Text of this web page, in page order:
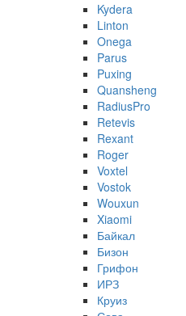
Kydera
Linton
Onega
Parus
Puxing
Quansheng
RadiusPro
Retevis
Rexant
Roger
Voxtel
Vostok
Wouxun
Xiaomi
Байкал
Бизон
Грифон
ИРЗ
Круиз